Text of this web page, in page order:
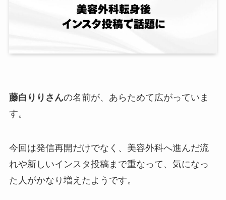
藤白りりさんの名前が、あらためて広がっていま
す。
今回は発信再開だけでなく、美容外科へ進んだ流
れや新しいインスタ投稿まで重なって、気になっ
た人がかなり増えたようです。